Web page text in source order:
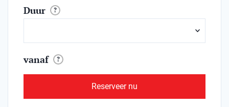
Duur ?
vanaf ?
Reserveer nu